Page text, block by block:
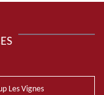
Les Vignes